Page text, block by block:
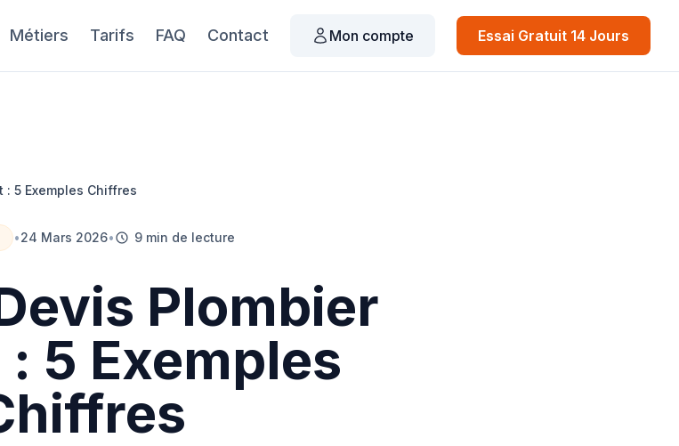
Métiers Tarifs FAQ Contact Mon compte Essai Gratuit 14 Jours
5 Exemples Chiffres
•24 Mars 2026• 9 min de lecture
Plombier
5 Exemples